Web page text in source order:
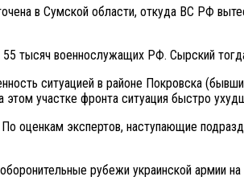
в Сумской области, откуда ВС РФ
тысяч военнослужащих РФ. Сырский
ситуацией в районе Покровска
участке фронта ситуация быстро
экспертов, наступающие
рубежи украинской армии на